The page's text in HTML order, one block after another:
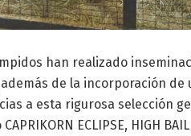
han realizado
de la incorporación de
a esta rigurosa selección
ECLIPSE, HIGH BAIL